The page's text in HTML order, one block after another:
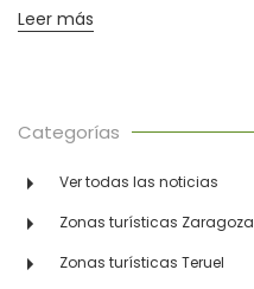
Leer más
Categorías
Ver todas las noticias
Zonas turísticas Zaragoza
Zonas turísticas Teruel